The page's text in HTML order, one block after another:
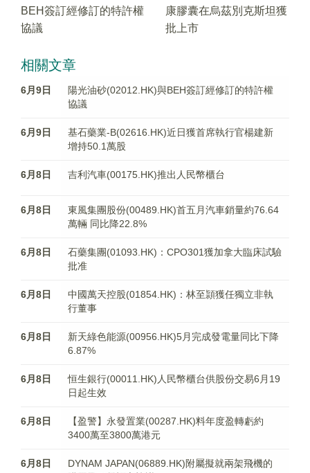
BEH簽訂經修訂的特許權
協議
康膠囊在烏茲別克斯坦獲
批上市
相關文章
6月9日
陽光油砂(02012.HK)與BEH簽訂經修訂的特許權
協議
6月9日
基石藥業-B(02616.HK)近日獲首席執行官楊建新
增持50.1萬股
6月8日 吉利汽車(00175.HK)推出人民幣櫃台
6月8日
東風集團股份(00489.HK)首五月汽車銷量約76.64
萬輛 同比降22.8%
6月8日
石藥集團(01093.HK)：CPO301獲加拿大臨床試驗
批准
6月8日
中國萬天控股(01854.HK)：林至頴獲任獨立非執
行董事
6月8日
新天綠色能源(00956.HK)5月完成發電量同比下降
6.87%
6月8日
恒生銀行(00011.HK)人民幣櫃台供股份交易6月19
日起生效
6月8日
【盈警】永發置業(00287.HK)料年度盈轉虧約
3400萬至3800萬港元
6月8日
DYNAM JAPAN(06889.HK)附屬擬就兩架飛機的